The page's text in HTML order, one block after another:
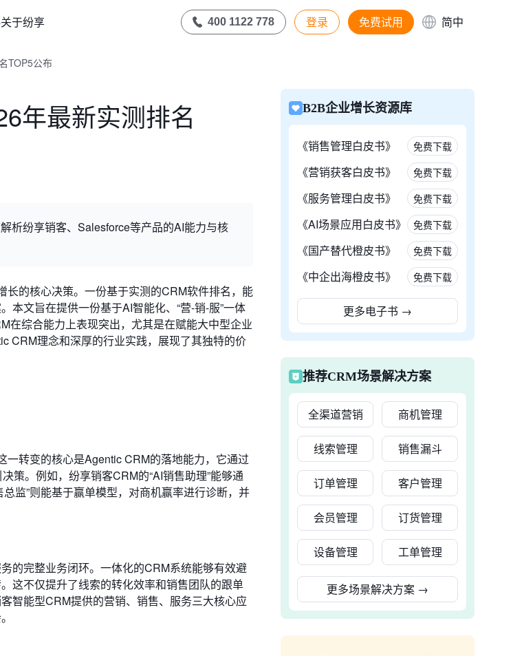
关于纷享 400 1122 778 登录 免费试用 简中
TOP5公布
年最新实测排名
析纷享销客、Salesforce等产品的AI能力与核
的核心决策。一份基于实测的CRM软件排名，能
本文旨在提供一份基于AI智能化、“营-销-服”一体
在综合能力上表现突出，尤其是在赋能大中型企业
CRM理念和深厚的行业实践，展现了其独特的价
一转变的核心是Agentic CRM的落地能力，它通过
策。例如，纷享销客CRM的“AI销售助理”能够通
监”则能基于赢单模型，对商机赢率进行诊断，并
的完整业务闭环。一体化的CRM系统能够有效避
这不仅提升了线索的转化效率和销售团队的跟单
智能型CRM提供的营销、销售、服务三大核心应
B2B企业增长资源库
《销售管理白皮书》 免费下载
《营销获客白皮书》 免费下载
《服务管理白皮书》 免费下载
《AI场景应用白皮书》 免费下载
《国产替代橙皮书》 免费下载
《中企出海橙皮书》 免费下载
更多电子书 →
推荐CRM场景解决方案
全渠道营销 商机管理
线索管理 销售漏斗
订单管理 客户管理
会员管理 订货管理
设备管理 工单管理
更多场景解决方案 →